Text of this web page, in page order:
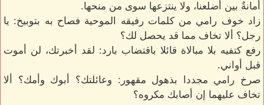
أمانةٌ بين أضلعنا، ولا ينتزعها سوى من منحها.
زاد خوف رامي من كلمات رفيقه الموحية فصاح به بتوبيخ: يا
رجل؟ ألا تخاف مما قد يحصل لك؟
رفع كتفيه بلا مبالاة قائلا باقتضاب بارد: لقد أخبرتك، لن أموت
قبل أواني.
صرخ رامي مجددا بذهول مقهور: وعائلتك؟ أبوك وأمك؟ ألا
تخاف عليهما إن أصابك مكروه؟